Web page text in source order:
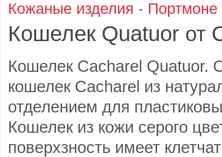
Кожаные изделия - Портмоне
Кошелек Quatuor от
Кошелек Cacharel Quatuor.
кошелек Cacharel из
отделением для
Кошелек из кожи серого
поверхзность имеет